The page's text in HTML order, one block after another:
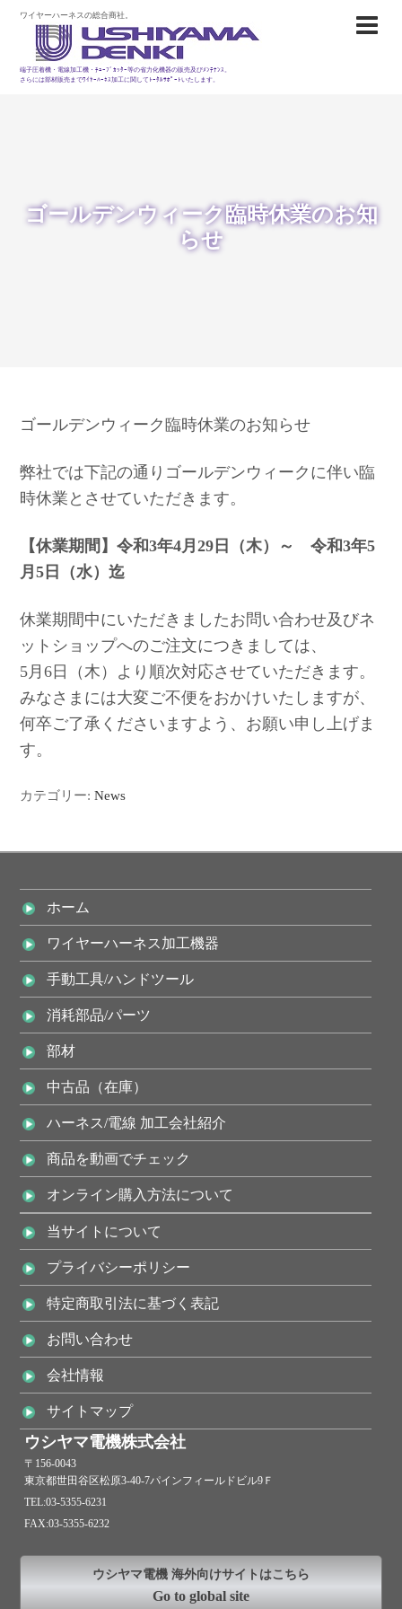
ワイヤーハーネスの総合商社。
端子圧着機・電線加工機・ﾁｭｰﾌﾞｶｯﾀｰ等の省力化機器の販売及びﾒﾝﾃﾅﾝｽ。
さらには部材販売までﾜｲﾔｰﾊｰﾈｽ加工に関してﾄｰﾀﾙｻﾎﾟｰﾄいたします。
ゴールデンウィーク臨時休業のお知
らせ
ゴールデンウィーク臨時休業のお知らせ
弊社では下記の通りゴールデンウィークに伴い臨
時休業とさせていただきます。
【休業期間】令和3年4月29日（木）～ 令和3年5
月5日（水）迄
休業期間中にいただきましたお問い合わせ及びネ
ットショップへのご注文につきましては、
5月6日（木）より順次対応させていただきます。
みなさまには大変ご不便をおかけいたしますが、
何卒ご了承くださいますよう、お願い申し上げま
す。
カテゴリー:News
ホーム
ワイヤーハーネス加工機器
手動工具/ハンドツール
消耗部品/パーツ
部材
中古品（在庫）
ハーネス/電線 加工会社紹介
商品を動画でチェック
オンライン購入方法について
当サイトについて
プライバシーポリシー
特定商取引法に基づく表記
お問い合わせ
会社情報
サイトマップ
ウシヤマ電機株式会社
〒156-0043
東京都世田谷区松原3-40-7パインフィールドビル9Ｆ
TEL:03-5355-6231
FAX:03-5355-6232
ウシヤマ電機 海外向けサイトはこちら
Go to global site